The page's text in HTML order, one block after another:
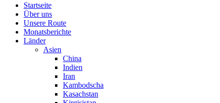
Startseite
Über uns
Unsere Route
Monatsberichte
Länder
Asien
China
Indien
Iran
Kambodscha
Kasachstan